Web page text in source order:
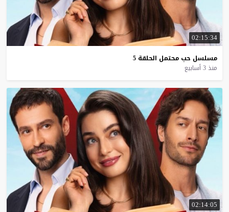
02:15:34
مسلسل حب محتمل الحلقة 5
منذ 3 أسابيع
02:14:05